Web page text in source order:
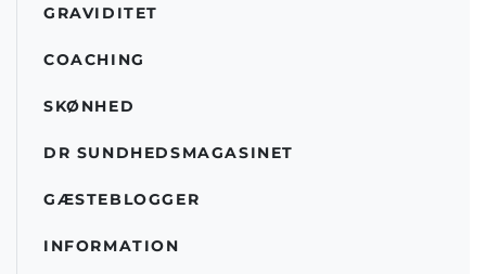
GRAVIDITET
COACHING
SKØNHED
DR SUNDHEDSMAGASINET
GÆSTEBLOGGER
INFORMATION